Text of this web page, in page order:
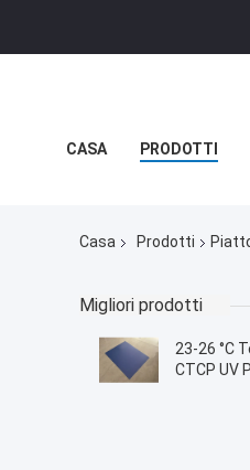
CASA PRODOTTI
Casa Prodotti
Migliori prodotti
23-26 °C
CTCP UV